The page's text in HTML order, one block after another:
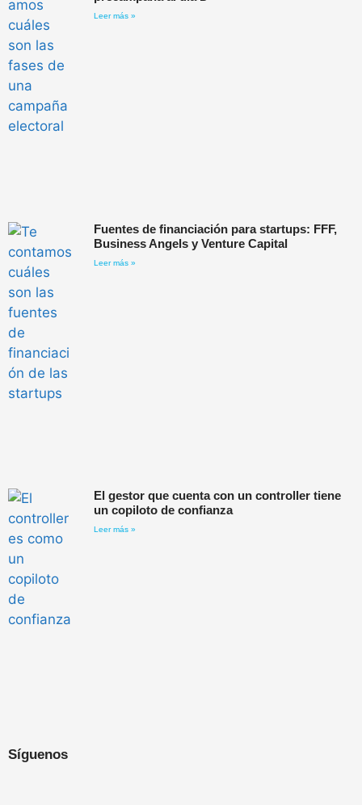
Leer más »
Fuentes de financiación para startups: FFF,
Business Angels y Venture Capital
Leer más »
El gestor que cuenta con un controller tiene
un copiloto de confianza
Leer más »
Síguenos